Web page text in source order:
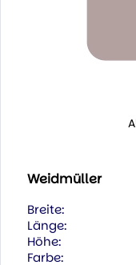
Weidmüller
Breite:
Länge:
Höhe:
Farbe: